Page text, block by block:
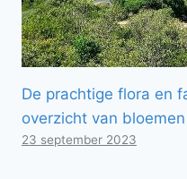
De prachtige flora en
overzicht van
23 september 2023